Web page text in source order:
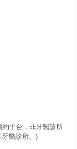
平台，非牙醫診所
醫診所。)